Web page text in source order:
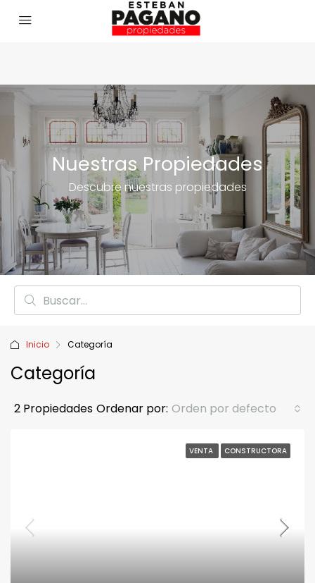
Nuestras Propiedades
Descubre nuestras propiedades
Inicio Categoría
Categoría
2 Propiedades Ordenar por: Orden por defecto
VENTA CONSTRUCTORA